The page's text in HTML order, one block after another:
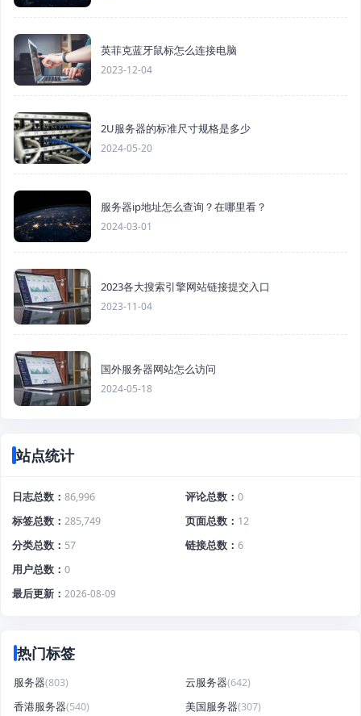
英菲克蓝牙鼠标怎么连接电脑
2023-12-04
2U服务器的标准尺寸规格是多少
2024-05-20
服务器ip地址怎么查询？在哪里看？
2024-03-01
2023各大搜索引擎网站链接提交入口
2023-11-04
国外服务器网站怎么访问
2024-05-18
站点统计
日志总数 86,996 评论总数
0
标签总数
285,749 页面总数
12
分类总数
57 链接总数
6
用户总数
0
最后更新
2026-08-09
热门标签
服务器(803) 云服务器(642)
香港服务器(540) 美国服务器(307)